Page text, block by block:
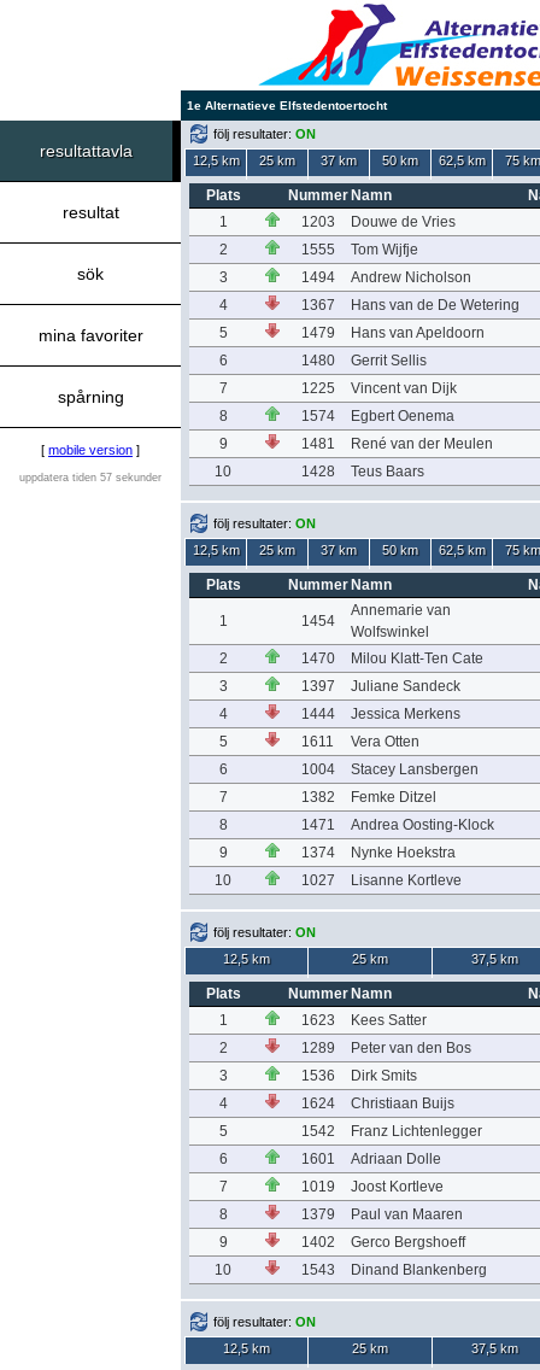
1e Alternatieve Elfstedentoertocht
resultattavla
resultat
sök
mina favoriter
spårning
[ mobile version ]
uppdatera tiden 57 sekunder
följ resultater: ON
12,5 km
25 km 37 km 50 km 62,5 km 75 km
Plats Nummer Namn
1
1203
Douwe de Vries
2
1555
Tom Wijfje
3
1494
Andrew Nicholson
4
1367
Hans van de De Wetering
5
1479
Hans van Apeldoorn
6
1480
Gerrit Sellis
7
1225
Vincent van Dijk
8
1574
Egbert Oenema
9
1481
René van der Meulen
10
1428 Teus Baars
följ resultater: ON
12,5 km
25 km 37 km 50 km 62,5 km 75 km
Plats Nummer Namn
1 1454
Annemarie van
Wolfswinkel
2
1470
Milou Klatt-Ten Cate
3
1397
Juliane Sandeck
4
1444
Jessica Merkens
5
1611
Vera Otten
6
1004
Stacey Lansbergen
7
1382
Femke Ditzel
8
1471
Andrea Oosting-Klock
9
1374
Nynke Hoekstra
10
1027 Lisanne Kortleve
följ resultater: ON
12,5 km
25 km 37,5 km
Plats Nummer Namn
1
1623
Kees Satter
2
1289
Peter van den Bos
3
1536
Dirk Smits
4
1624
Christiaan Buijs
5
1542
Franz Lichtenlegger
6
1601
Adriaan Dolle
7
1019
Joost Kortleve
8
1379
Paul van Maaren
9
1402
Gerco Bergshoeff
10
1543 Dinand Blankenberg
följ resultater: ON
12,5 km
25 km 37,5 km